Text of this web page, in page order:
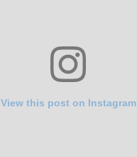
View this post on Instagram